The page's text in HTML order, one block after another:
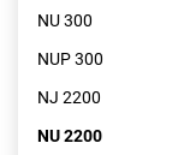
NU 300
NUP 300
NJ 2200
NU 2200